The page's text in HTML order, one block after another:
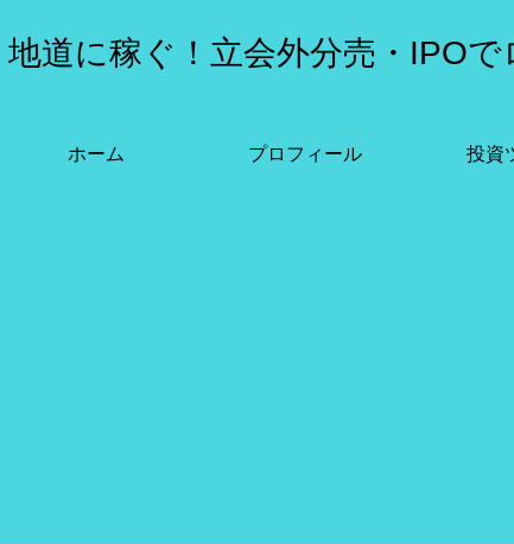
地道に稼ぐ！立会外分売・IPO
ホーム プロフィール 投資